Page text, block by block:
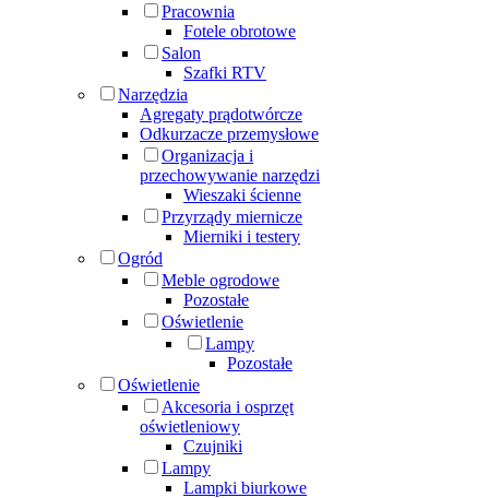
Pracownia
Fotele obrotowe
Salon
Szafki RTV
Narzędzia
Agregaty prądotwórcze
Odkurzacze przemysłowe
Organizacja i
przechowywanie narzędzi
Wieszaki ścienne
Przyrządy miernicze
Mierniki i testery
Ogród
Meble ogrodowe
Pozostałe
Oświetlenie
Lampy
Pozostałe
Oświetlenie
Akcesoria i osprzęt
oświetleniowy
Czujniki
Lampy
Lampki biurkowe